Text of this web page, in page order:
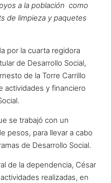
a la población como
de limpieza y paquetes
por la cuarta regidora
de Desarrollo Social,
de la Torre Carrillo
actividades y financiero
se trabajó con un
pesos, para llevar a cabo
de Desarrollo Social.
de la dependencia, César
realizadas, en